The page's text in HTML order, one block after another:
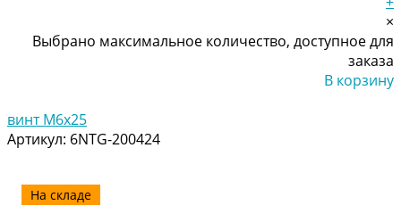
×
Выбрано максимальное количество, доступное для
заказа
В корзину
винт M6x25
Артикул: 6NTG-200424
На складе